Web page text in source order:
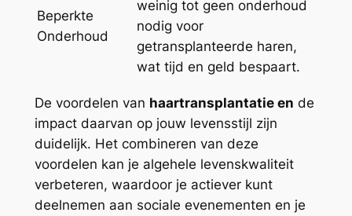
Beperkte
Onderhoud
weinig tot geen onderhoud
nodig voor
getransplanteerde haren,
wat tijd en geld bespaart.
De voordelen van haartransplantatie en de
impact daarvan op jouw levensstijl zijn
duidelijk. Het combineren van deze
voordelen kan je algehele levenskwaliteit
verbeteren, waardoor je actiever kunt
deelnemen aan sociale evenementen en je